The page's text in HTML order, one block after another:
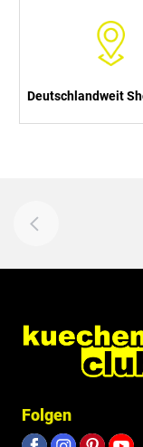
Deutschlandweit
Folgen